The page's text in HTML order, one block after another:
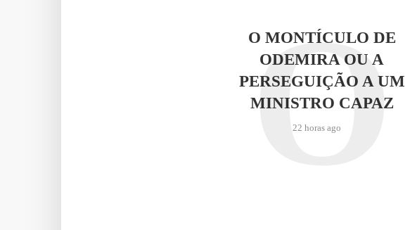
O MONTÍCULO DE
ODEMIRA OU A
PERSEGUIÇÃO A UM
MINISTRO CAPAZ
22 horas ago
O